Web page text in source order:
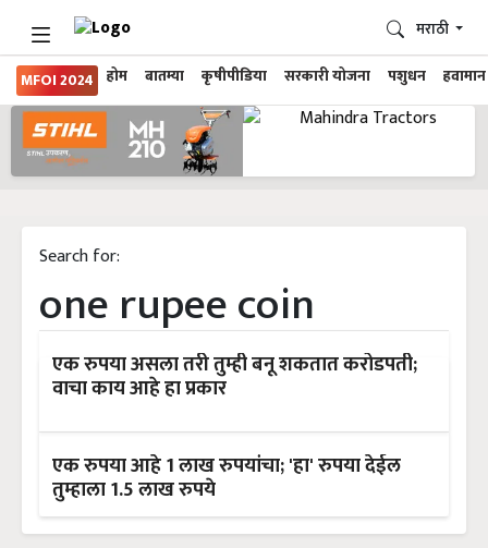
MFOI 2024 होम बातम्या कृषीपीडिया सरकारी योजना पशुधन हवामान
मराठी
Search for:
one rupee coin
एक रुपया असला तरी तुम्ही बनू शकतात करोडपती;
वाचा काय आहे हा प्रकार
एक रुपया आहे 1 लाख रुपयांचा; 'हा' रुपया देईल
तुम्हाला 1.5 लाख रुपये